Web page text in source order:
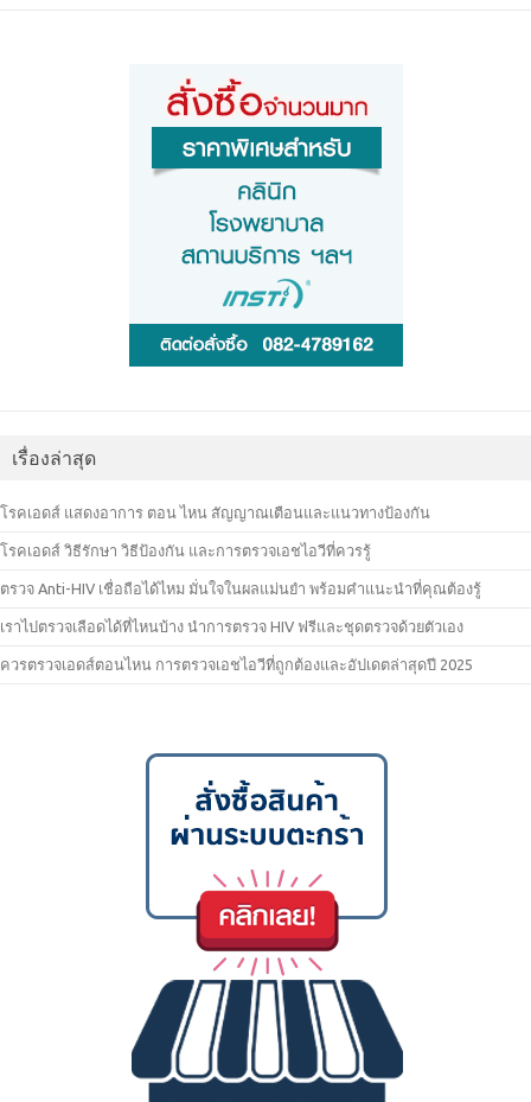
เรื่องล่าสุด
โรคเอดส์ แสดงอาการ ตอน ไหน สัญญาณเตือนและแนวทางป้องกัน
โรคเอดส์ วิธีรักษา วิธีป้องกัน และการตรวจเอชไอวีที่ควรรู้
ตรวจ Anti-HIV เชื่อถือได้ไหม มั่นใจในผลแม่นยำ พร้อมคำแนะนำที่คุณต้องรู้
เราไปตรวจเลือดได้ที่ไหนบ้าง นำการตรวจ HIV ฟรีและชุดตรวจด้วยตัวเอง
ควรตรวจเอดส์ตอนไหน การตรวจเอชไอวีที่ถูกต้องและอัปเดตล่าสุดปี 2025